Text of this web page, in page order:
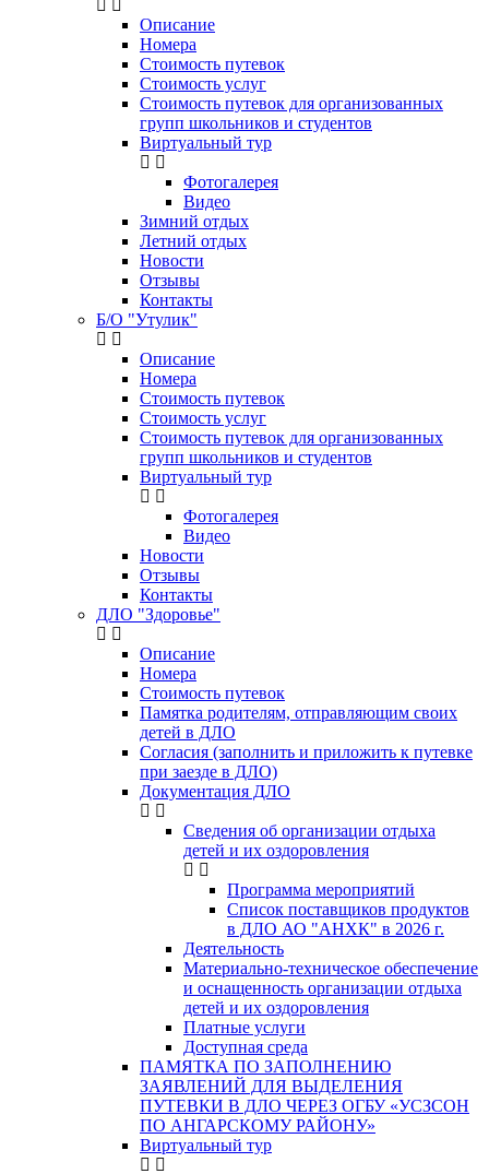
Описание
Номера
Стоимость путевок
Стоимость услуг
Стоимость путевок для организованных
групп школьников и студентов
Виртуальный тур
Фотогалерея
Видео
Зимний отдых
Летний отдых
Новости
Отзывы
Контакты
Б/О "Утулик"
Описание
Номера
Стоимость путевок
Стоимость услуг
Стоимость путевок для организованных
групп школьников и студентов
Виртуальный тур
Фотогалерея
Видео
Новости
Отзывы
Контакты
ДЛО "Здоровье"
Описание
Номера
Стоимость путевок
Памятка родителям, отправляющим своих
детей в ДЛО
Согласия (заполнить и приложить к путевке
при заезде в ДЛО)
Документация ДЛО
Сведения об организации отдыха
детей и их оздоровления
Программа мероприятий
Список поставщиков продуктов
в ДЛО АО "АНХК" в 2026 г.
Деятельность
Материально-техническое обеспечение
и оснащенность организации отдыха
детей и их оздоровления
Платные услуги
Доступная среда
ПАМЯТКА ПО ЗАПОЛНЕНИЮ
ЗАЯВЛЕНИЙ ДЛЯ ВЫДЕЛЕНИЯ
ПУТЕВКИ В ДЛО ЧЕРЕЗ ОГБУ «УСЗСОН
ПО АНГАРСКОМУ РАЙОНУ»
Виртуальный тур